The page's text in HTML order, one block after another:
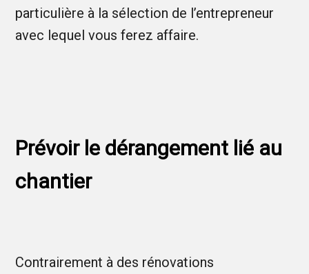
particulière à la sélection de l’entrepreneur
avec lequel vous ferez affaire.
Prévoir le dérangement lié au
chantier
Contrairement à des rénovations